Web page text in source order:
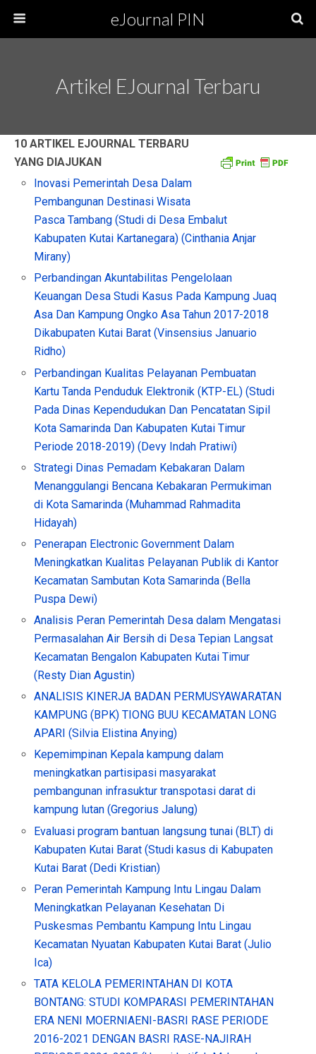
eJournal PIN
Artikel EJournal Terbaru
10 ARTIKEL EJOURNAL TERBARU
YANG DIAJUKAN
Inovasi Pemerintah Desa Dalam
Pembangunan Destinasi Wisata
Pasca Tambang (Studi di Desa Embalut
Kabupaten Kutai Kartanegara) (Cinthania Anjar
Mirany)
Perbandingan Akuntabilitas Pengelolaan
Keuangan Desa Studi Kasus Pada Kampung Juaq
Asa Dan Kampung Ongko Asa Tahun 2017-2018
Dikabupaten Kutai Barat (Vinsensius Januario
Ridho)
Perbandingan Kualitas Pelayanan Pembuatan
Kartu Tanda Penduduk Elektronik (KTP-EL) (Studi
Pada Dinas Kependudukan Dan Pencatatan Sipil
Kota Samarinda Dan Kabupaten Kutai Timur
Periode 2018-2019) (Devy Indah Pratiwi)
Strategi Dinas Pemadam Kebakaran Dalam
Menanggulangi Bencana Kebakaran Permukiman
di Kota Samarinda (Muhammad Rahmadita
Hidayah)
Penerapan Electronic Government Dalam
Meningkatkan Kualitas Pelayanan Publik di Kantor
Kecamatan Sambutan Kota Samarinda (Bella
Puspa Dewi)
Analisis Peran Pemerintah Desa dalam Mengatasi
Permasalahan Air Bersih di Desa Tepian Langsat
Kecamatan Bengalon Kabupaten Kutai Timur
(Resty Dian Agustin)
ANALISIS KINERJA BADAN PERMUSYAWARATAN
KAMPUNG (BPK) TIONG BUU KECAMATAN LONG
APARI (Silvia Elistina Anying)
Kepemimpinan Kepala kampung dalam
meningkatkan partisipasi masyarakat
pembangunan infrasuktur transpotasi darat di
kampung lutan (Gregorius Jalung)
Evaluasi program bantuan langsung tunai (BLT) di
Kabupaten Kutai Barat (Studi kasus di Kabupaten
Kutai Barat (Dedi Kristian)
Peran Pemerintah Kampung Intu Lingau Dalam
Meningkatkan Pelayanan Kesehatan Di
Puskesmas Pembantu Kampung Intu Lingau
Kecamatan Nyuatan Kabupaten Kutai Barat (Julio
Ica)
TATA KELOLA PEMERINTAHAN DI KOTA
BONTANG: STUDI KOMPARASI PEMERINTAHAN
ERA NENI MOERNIAENI-BASRI RASE PERIODE
2016-2021 DENGAN BASRI RASE-NAJIRAH